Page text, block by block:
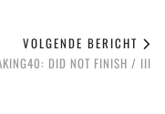
VOLGENDE BERICHT
DID NOT FINISH / III